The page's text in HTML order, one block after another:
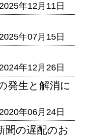
2025年12月11日
2025年07月15日
2024年12月26日
発生と解消に
2020年06月24日
聞の遅配のお